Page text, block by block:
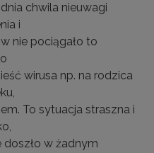
chwila nieuwagi
i
nie pociągało to
wirusa np. na rodzica
To sytuacja straszna i
w żadnym